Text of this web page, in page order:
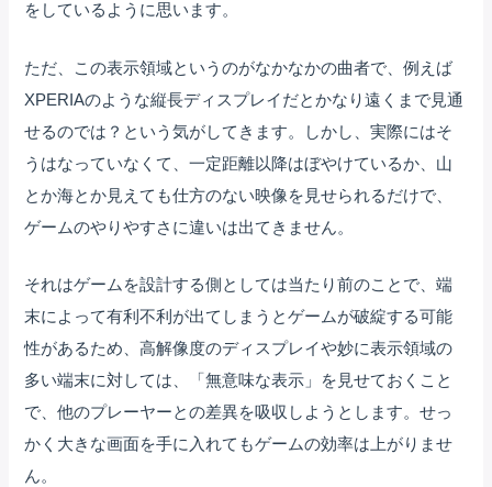
をしているように思います。
ただ、この表示領域というのがなかなかの曲者で、例えば
XPERIAのような縦長ディスプレイだとかなり遠くまで見通
せるのでは？という気がしてきます。しかし、実際にはそ
うはなっていなくて、一定距離以降はぼやけているか、山
とか海とか見えても仕方のない映像を見せられるだけで、
ゲームのやりやすさに違いは出てきません。
それはゲームを設計する側としては当たり前のことで、端
末によって有利不利が出てしまうとゲームが破綻する可能
性があるため、高解像度のディスプレイや妙に表示領域の
多い端末に対しては、「無意味な表示」を見せておくこと
で、他のプレーヤーとの差異を吸収しようとします。せっ
かく大きな画面を手に入れてもゲームの効率は上がりませ
ん。